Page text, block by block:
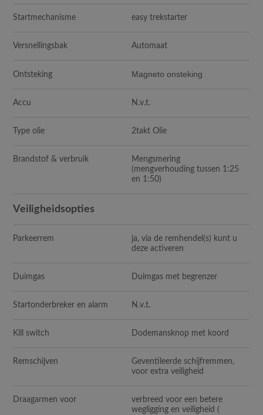
Startmechanisme easy trekstarter
Versnellingsbak Automaat
Ontsteking Magneto onsteking
Accu N.v.t.
Type olie 2takt Olie
Brandstof & verbruik
Mengsmering
(mengverhouding tussen 1:25
en 1:50)
Veiligheidsopties
Parkeerrem
ja, via de remhendel(s) kunt u
deze activeren
Duimgas Duimgas met begrenzer
Startonderbreker en alarm N.v.t.
Kill switch Dodemansknop met koord
Remschijven
Geventileerde schijfremmen,
voor extra veiligheid
Draagarmen voor
verbreed voor een betere
wegligging en veiligheid (